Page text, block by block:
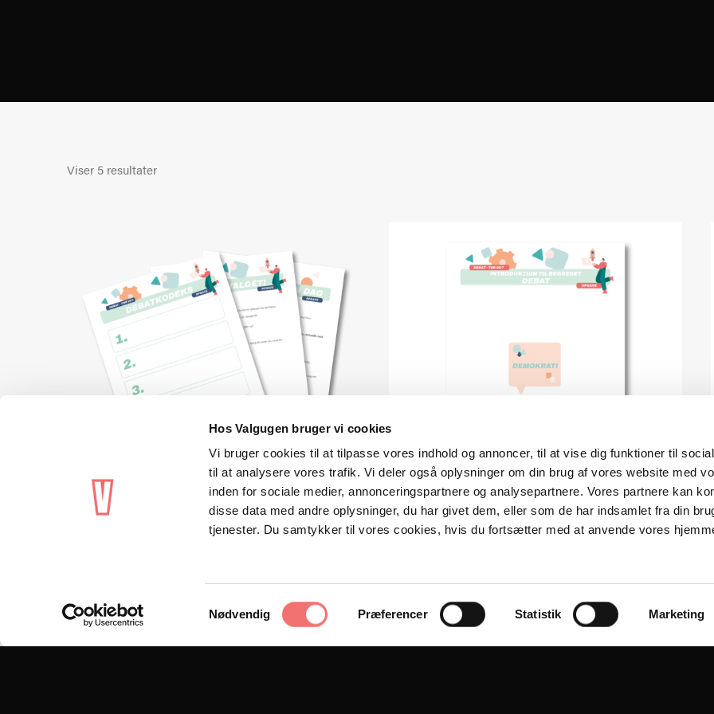
Hos Valgugen bruger vi cookies
Vi bruger cookies til at tilpasse vores indhold og annoncer, til at vise dig funktioner til
til at analysere vores trafik. Vi deler også oplysninger om din brug af vores website med
inden for sociale medier, annonceringspartnere og analysepartnere. Vores partnere kan
disse data med andre oplysninger, du har givet dem, eller som de har indsamlet fra din
tjenester. Du samtykker til vores cookies, hvis du fortsætter med at anvende vores
Samtykkevalg
Nødvendig Præferencer Statistik Marketing
Viser 5 resultater
VIEW
4. klasse - Emne 3
VIEW
Opgave 1